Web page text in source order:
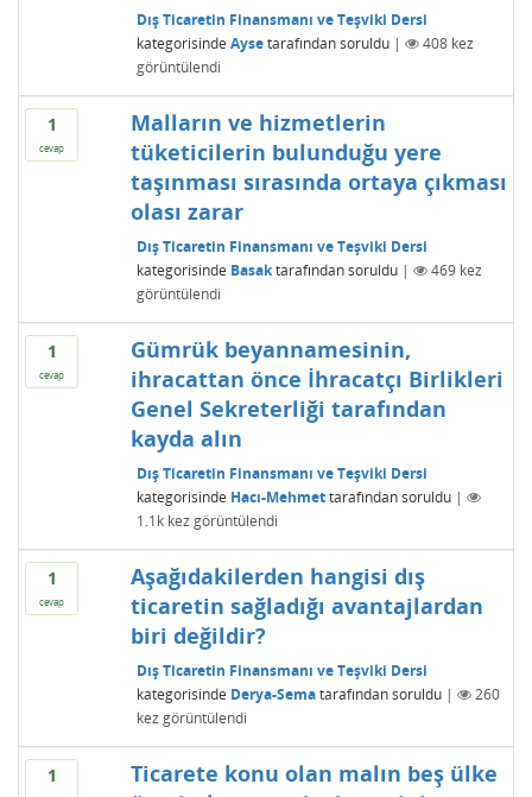
Dış Ticaretin Finansmanı ve Teşviki Dersi
kategorisinde Ayse tarafından soruldu | 408kez
görüntülendi
1
cevap
Malların ve hizmetlerin
tüketicilerin bulunduğu yere
taşınması sırasında ortaya çıkması
olası zarar
Dış Ticaretin Finansmanı ve Teşviki Dersi
kategorisinde Basak tarafından soruldu | 469kez
görüntülendi
1
cevap
Gümrük beyannamesinin,
ihracattan önce İhracatçı Birlikleri
Genel Sekreterliği tarafından
kayda alın
Dış Ticaretin Finansmanı ve Teşviki Dersi
kategorisinde Hacı-Mehmet tarafından soruldu |
1.1kkez görüntülendi
1
cevap
Aşağıdakilerden hangisi dış
ticaretin sağladığı avantajlardan
biri değildir?
Dış Ticaretin Finansmanı ve Teşviki Dersi
kategorisinde Derya-Sema tarafından soruldu |
260
kez görüntülendi
1
Ticarete konu olan malın beş ülke